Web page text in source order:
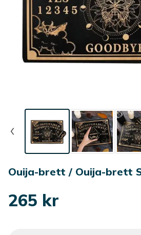
Ouija-brett / Ouija-brett
265 kr